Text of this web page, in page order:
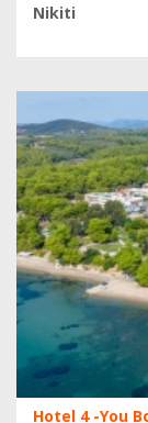
Nikiti
Hotel 4 -You